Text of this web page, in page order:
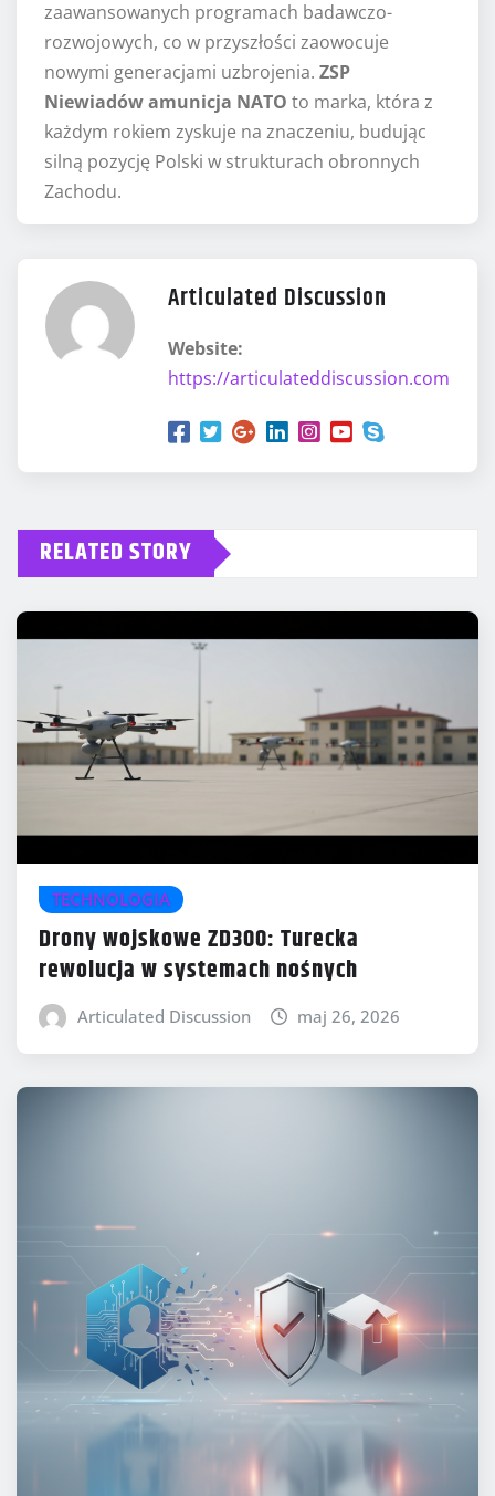
zaawansowanych programach badawczo-
rozwojowych, co w przyszłości zaowocuje
nowymi generacjami uzbrojenia. ZSP
Niewiadów amunicja NATO to marka, która z
każdym rokiem zyskuje na znaczeniu, budując
silną pozycję Polski w strukturach obronnych
Zachodu.
Articulated Discussion
Website:
https://articulateddiscussion.com
RELATED STORY
TECHNOLOGIA
Drony wojskowe ZD300: Turecka
rewolucja w systemach nośnych
Articulated Discussion maj 26, 2026